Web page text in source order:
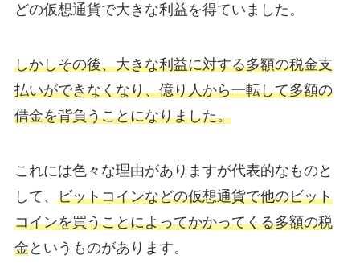
どの仮想通貨で大きな利益を得ていました。
しかしその後、大きな利益に対する多額の税金支
払いができなくなり、億り人から一転して多額の
借金を背負うことになりました。
これには色々な理由がありますが代表的なものと
して、 ビットコインなどの仮想通貨で他のビット
コインを買うことによってかかってくる多額の税
金というものがあります。